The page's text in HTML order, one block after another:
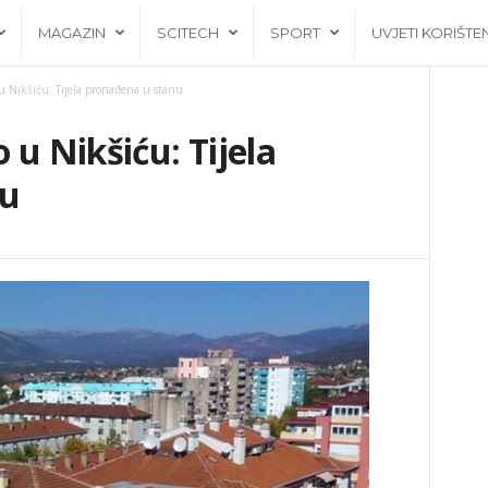
MAGAZIN SCITECH SPORT UVJETI
Nikšiću: Tijela pronađena u stanu
u Nikšiću: Tijela